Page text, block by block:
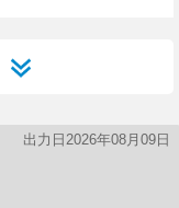
出力日2026年08月09日